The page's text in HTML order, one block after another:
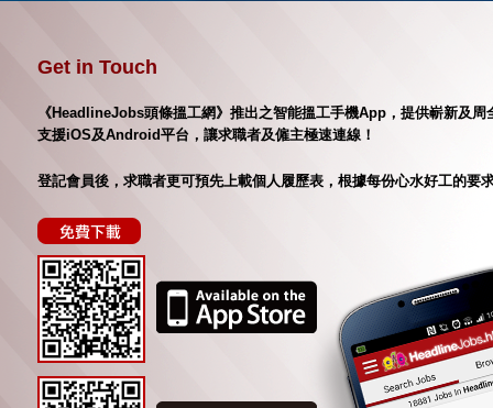
Get in Touch
《HeadlineJobs頭條搵工網》推出之智能搵工手機App，提供嶄新及
支援iOS及Android平台，讓求職者及僱主極速連線！
登記會員後，求職者更可預先上載個人履歷表，根據每份心水好工的要